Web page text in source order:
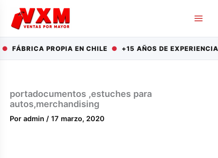
contenido
●FÁBRICA PROPIA EN CHILE ●+15 AÑOS DE
portadocumentos ,estuches para
autos,merchandising
Por admin / 17 marzo, 2020